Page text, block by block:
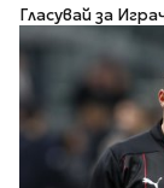
Гласувай за